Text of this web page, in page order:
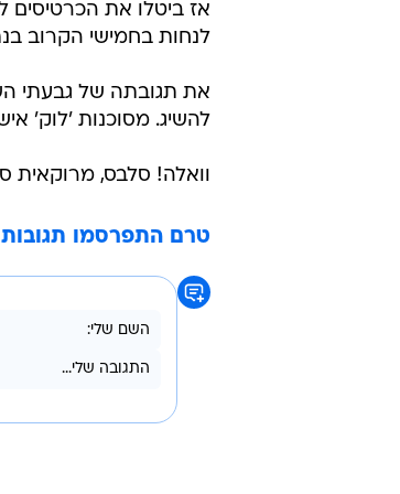
אז ביטלו את הכרטיסים
לנחות בחמישי הקרוב
את תגובתה של גבעתי
להשיג. מסוכנות 'לוק'
וואלה! סלבס, מרוקאית
טרם התפרסמו תגובות